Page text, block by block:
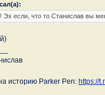
Эх если, что то Станислав вы
историю Parker Pen: https://